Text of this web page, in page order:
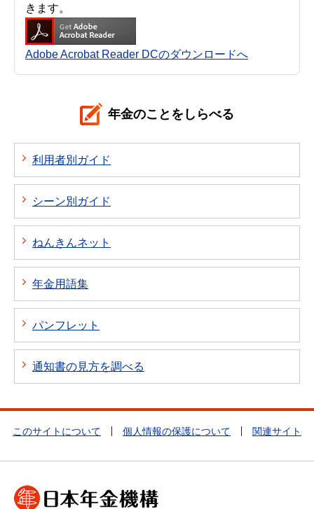
きます。
Adobe Acrobat Reader DCのダウンロードへ
年金のことをしらべる
利用者別ガイド
シーン別ガイド
ねんきんネット
年金用語集
パンフレット
通知書の見方を調べる
このサイトについて 個人情報の保護について 関連サイト